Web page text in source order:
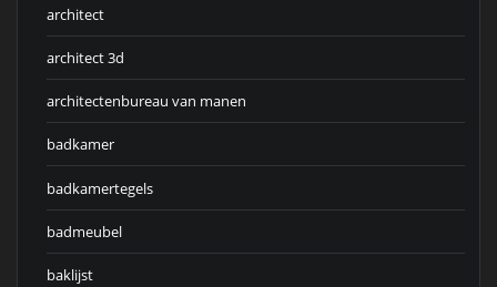
architect
architect 3d
architectenbureau van manen
badkamer
badkamertegels
badmeubel
baklijst